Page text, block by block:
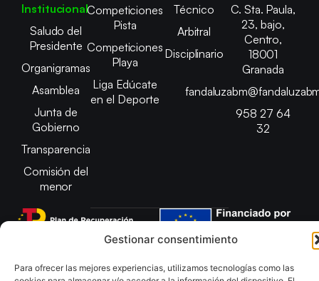
Gestionar consentimiento
Para ofrecer las mejores experiencias, utilizamos tecnologías como las
Institucional
Saludo del
Presidente
Organigramas
Asamblea
Junta de
Gobierno
Transparencia
Comisión del
menor
Competiciones
Pista
Competiciones
Playa
Liga Edúcate
en el Deporte
Técnico
Arbitral
Disciplinario
C. Sta. Paula,
23, bajo,
Centro,
18001
Granada
958 27 64
32
Copyright © 2025 Federación Andaluza de Balonmano |